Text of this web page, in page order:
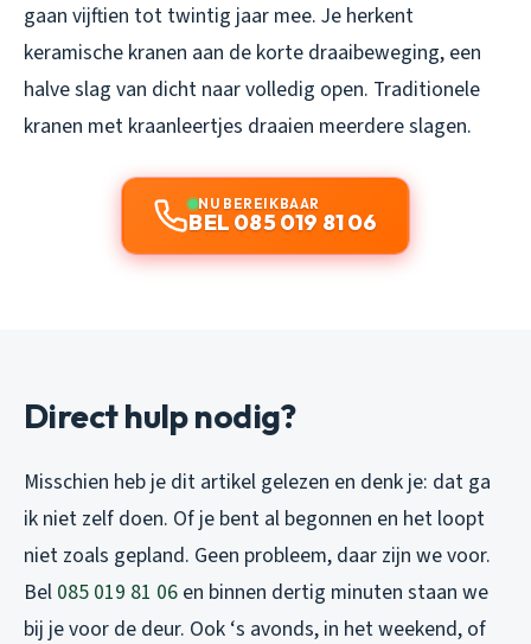
gaan vijftien tot twintig jaar mee. Je herkent
keramische kranen aan de korte draaibeweging, een
halve slag van dicht naar volledig open. Traditionele
kranen met kraanleertjes draaien meerdere slagen.
NU BEREIKBAAR
BEL 085 019 81 06
Direct hulp nodig?
Misschien heb je dit artikel gelezen en denk je: dat ga
ik niet zelf doen. Of je bent al begonnen en het loopt
niet zoals gepland. Geen probleem, daar zijn we voor.
Bel 085 019 81 06 en binnen dertig minuten staan we
bij je voor de deur. Ook ‘s avonds, in het weekend, of